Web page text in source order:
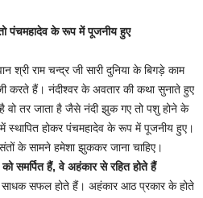
पंचमहादेव के रूप में पूजनीय हुए
श्री राम चन्द्र जी सारी दुनिया के बिगड़े काम
करते हैं। नंदीश्वर के अवतार की कथा सुनाते हुए
वो तर जाता है जैसे नंदी झुक गए तो पशु होने के
स्थापित होकर पंचमहादेव के रूप में पूजनीय हुए।
के सामने हमेशा झुककर जाना चाहिए।
समर्पित हैं, वे अहंकार से रहित होते हैं
साधक सफल होते हैं। अहंकार आठ प्रकार के होते